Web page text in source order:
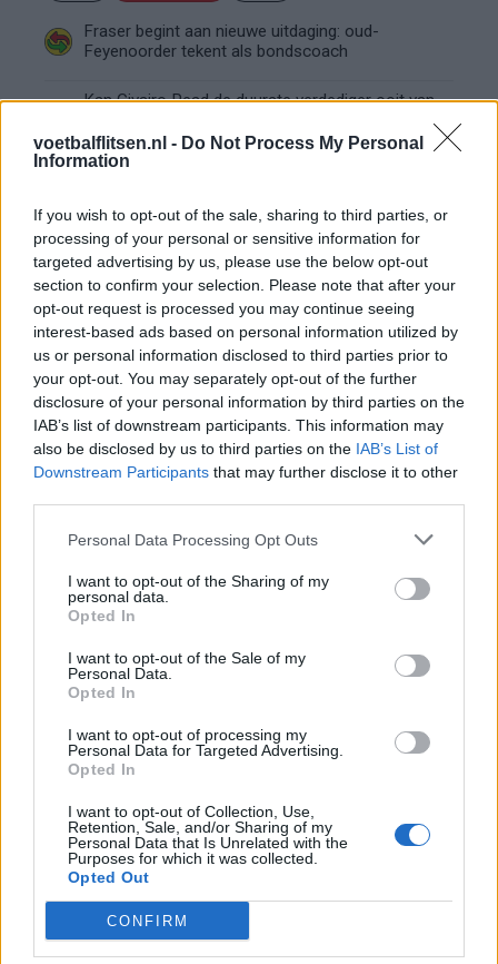
voetbalflitsen.nl - Do Not Process My Personal
Information
If you wish to opt-out of the sale, sharing to third parties, or
processing of your personal or sensitive information for
targeted advertising by us, please use the below opt-out
section to confirm your selection. Please note that after your
opt-out request is processed you may continue seeing
interest-based ads based on personal information utilized by
us or personal information disclosed to third parties prior to
your opt-out. You may separately opt-out of the further
disclosure of your personal information by third parties on the
IAB’s list of downstream participants. This information may
also be disclosed by us to third parties on the IAB’s List of
Downstream Participants that may further disclose it to other
Personal Data Processing Opt Outs
I want to opt-out of the Sharing of my
personal data.
Opted In
I want to opt-out of the Sale of my
Personal Data.
Opted In
I want to opt-out of processing my
Personal Data for Targeted Advertising.
Opted In
I want to opt-out of Collection, Use,
Retention, Sale, and/or Sharing of my
Personal Data that Is Unrelated with the
Purposes for which it was collected.
Opted Out
CONFIRM
Fraser begint aan nieuwe uitdaging: oud-
Feyenoorder tekent als bondscoach
Kan Givairo Read de duurste verdediger ooit van
bereik
deze twee posities nog versterken
Feyenoord incasseert miljoenen: transfer Leo
Sauer naar Stuttgart bijna rond
Feyenoord zet deur open voor miljoenen: Ueda
en Hadj Moussa mogen vertrekken
Feyenoord sluit voorbereiding bijna af: dit staat
er nog op het programma
Shaqueel van Persie ontkracht geruchten over
Brengt Sporting Portugal Feyenoord in de
problemen rond Hadj Moussa?
Van droomtransfer tot contractontbinding: het
Feyenoord-verhaal van Calvin Stengs
'Hij is weer gewoon mijn vader': Shaqueel
openhartig over Robin van Persie
Lille geeft niet op na afwijzing: komt er nieuw
bod op Gjivai Zechiël?
Been blikt terug op historische afstraffing: "Die
schaamte voel ik nog altijd"